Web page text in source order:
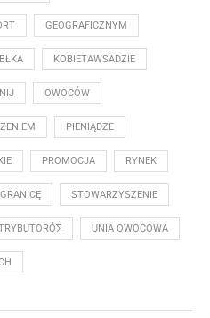
GEOGRAFICZNYM
KOBIETAWSADZIE
OWOCÓW
PIENIĄDZE
PROMOCJA RYNEK
STOWARZYSZENIE
UNIA OWOCOWA